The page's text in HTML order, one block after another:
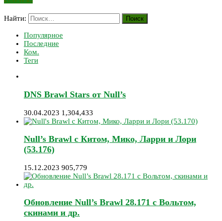
Найти:
Популярное
Последние
Ком.
Теги
DNS Brawl Stars от Null’s
30.04.2023 1,304,433
Null’s Brawl с Китом, Мико, Ларри и Лори
(53.176)
15.12.2023 905,779
Обновление Null’s Brawl 28.171 с Вольтом,
скинами и др.